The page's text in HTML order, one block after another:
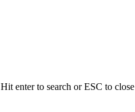
Hit enter to search or ESC to close